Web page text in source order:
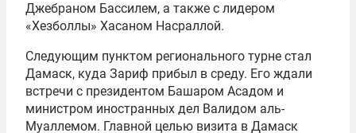
Джебраном Бассилем, а также с лидером
«Хезболлы» Хасаном Насраллой.
Следующим пунктом регионального турне стал
Дамаск, куда Зариф прибыл в среду. Его ждали
встречи с президентом Башаром Асадом и
министром иностранных дел Валидом аль-
Муаллемом. Главной целью визита в Дамаск